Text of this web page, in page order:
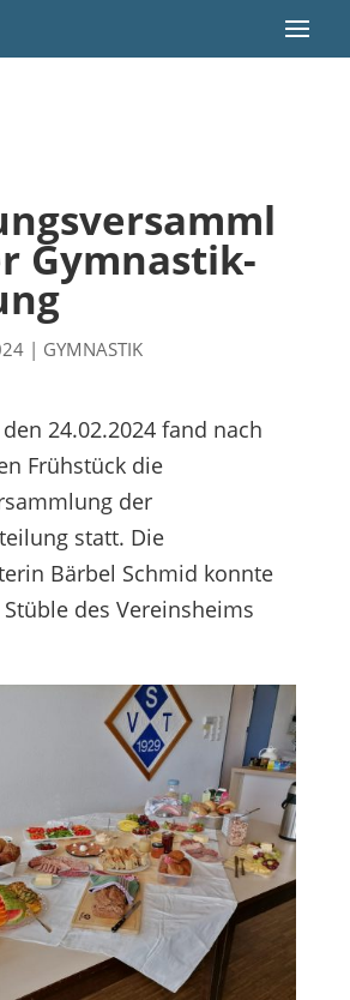
Gymnastik-
| GYMNASTIK
24.02.2024 fand nach
Frühstück die
der
statt. Die
Bärbel Schmid konnte
des Vereinsheims